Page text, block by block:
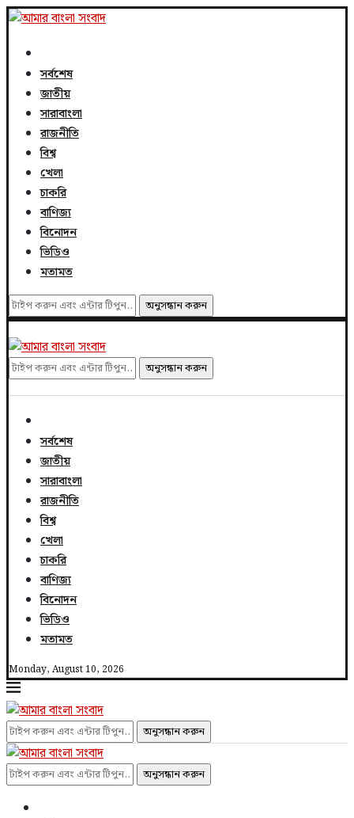
সর্বশেষ
জাতীয়
সারাবাংলা
রাজনীতি
বিশ্ব
খেলা
চাকরি
বাণিজ্য
বিনোদন
ভিডিও
মতামত
অনুসন্ধান করুন
অনুসন্ধান করুন
সর্বশেষ
জাতীয়
সারাবাংলা
রাজনীতি
বিশ্ব
খেলা
চাকরি
বাণিজ্য
বিনোদন
ভিডিও
মতামত
Monday, August 10, 2026
অনুসন্ধান করুন
অনুসন্ধান করুন